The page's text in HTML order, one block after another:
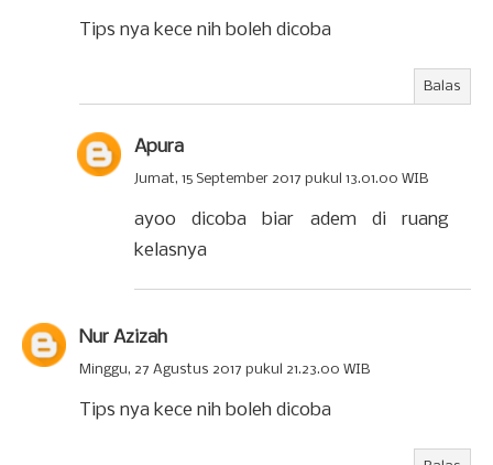
Tips nya kece nih boleh dicoba
Balas
Apura
Jumat, 15 September 2017 pukul 13.01.00 WIB
ayoo dicoba biar adem di ruang
kelasnya
Nur Azizah
Minggu, 27 Agustus 2017 pukul 21.23.00 WIB
Tips nya kece nih boleh dicoba